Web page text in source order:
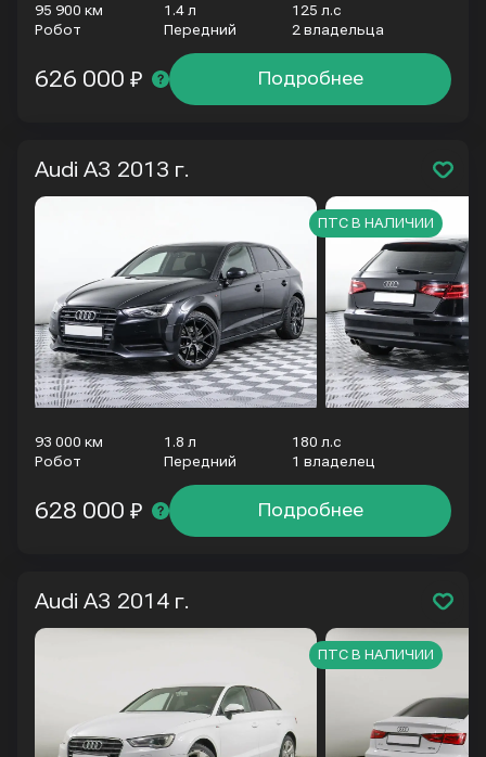
95 900 км 1.4 л
125 л.с
Робот
Передний 2 владельца
Подробнее
626 000 ₽
Audi A3 2013 г.
93 000 км 1.8 л
180 л.с
Робот
Передний 1 владелец
ПТС В НАЛИЧИИ
Подробнее
628 000 ₽
Audi A3 2014 г.
ПТС В НАЛИЧИИ